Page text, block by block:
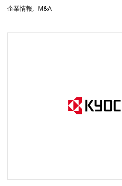
企業情報 M&A